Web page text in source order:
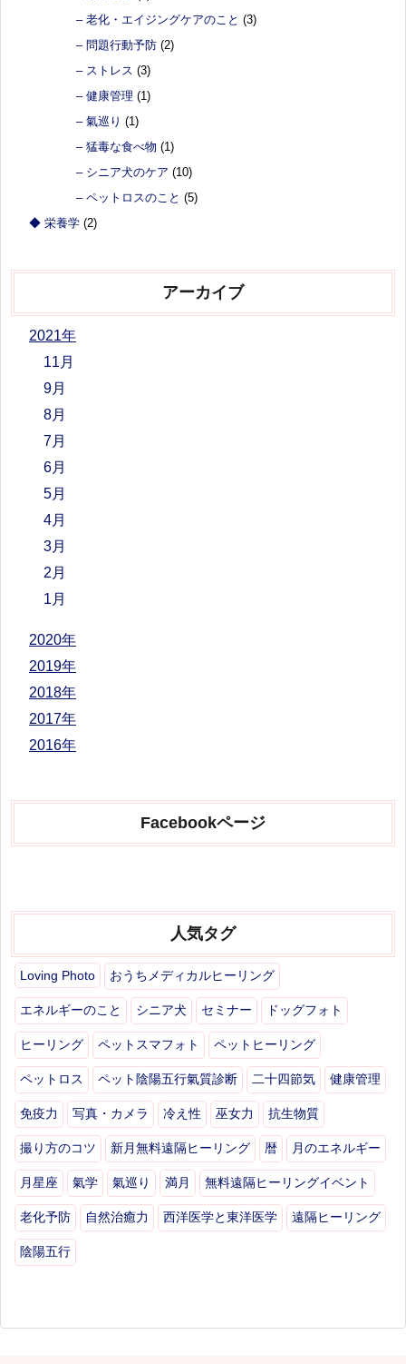
– 老化・エイジングケアのこと (3)
– 問題行動予防 (2)
– ストレス (3)
– 健康管理 (1)
– 氣巡り (1)
– 猛毒な食べ物 (1)
– シニア犬のケア (10)
– ペットロスのこと (5)
◆ 栄養学 (2)
アーカイブ
2021年
11月
9月
8月
7月
6月
5月
4月
3月
2月
1月
2020年
2019年
2018年
2017年
2016年
Facebookページ
人気タグ
Loving Photo おうちメディカルヒーリング
エネルギーのこと シニア犬 セミナー ドッグフォト
ヒーリング ペットスマフォト ペットヒーリング
ペットロス ペット陰陽五行氣質診断 二十四節気 健康管理
免疫力 写真・カメラ 冷え性 巫女力 抗生物質
撮り方のコツ 新月無料遠隔ヒーリング 暦 月のエネルギー
月星座 氣学 氣巡り 満月 無料遠隔ヒーリングイベント
老化予防 自然治癒力 西洋医学と東洋医学 遠隔ヒーリング
陰陽五行